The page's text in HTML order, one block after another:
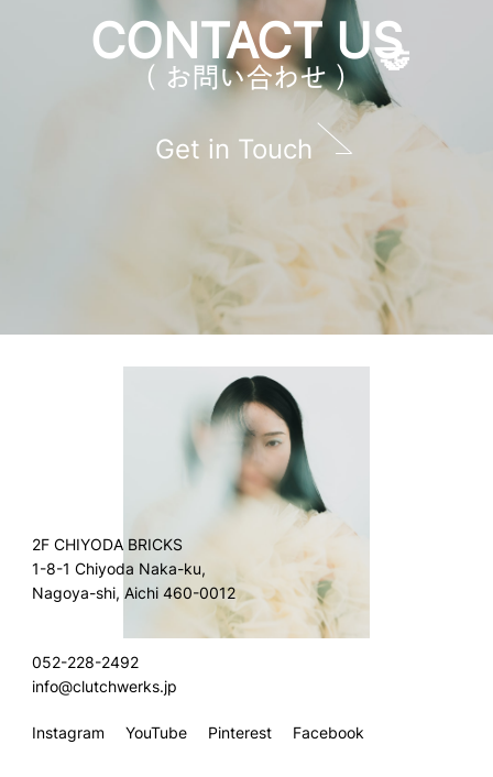
CONTACT US
（ お問い合わせ ）
Get in Touch
2F CHIYODA BRICKS
1-8-1 Chiyoda Naka-ku,
Nagoya-shi, Aichi 460-0012
052-228-2492
info@clutchwerks.jp
Instagram
YouTube Pinterest Facebook